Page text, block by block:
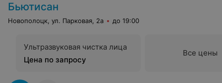
Бьютисан
Новополоцк, ул. Парковая, 2а до 19:00
Ультразвуковая чистка лица
Цена по запросу
Все цены